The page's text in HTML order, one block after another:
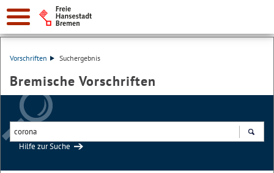
Vorschriften Suchergebnis
Bremische Vorschriften
Hilfe zur Suche